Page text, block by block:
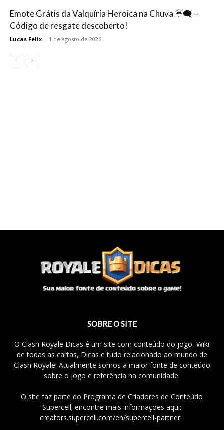
Emote Grátis da Valquíria Heroica na Chuva ☔🗨️ –
Código de resgate descoberto!
Lucas Felix - 1 de agosto de 2026
SOBRE O SITE
O Clash Royale Dicas é um site com conteúdo do jogo, Wiki
de todas as cartas, Dicas e tudo relacionado ao mundo de
Clash Royale! Atualmente somos a maior fonte de conteúdo
sobre o jogo e referência na comunidade.
O site faz parte do Programa de Criadores de Conteúdo
Supercell; encontre mais informações aqui:
creators.supercell.com/en/supercell-partner.